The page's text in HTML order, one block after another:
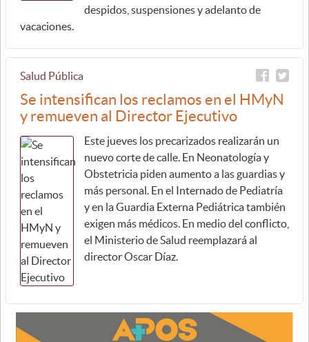
despidos, suspensiones y adelanto de
vacaciones.
Salud Pública
Se intensifican los reclamos en el HMyN
y remueven al Director Ejecutivo
Este jueves los precarizados realizarán un
nuevo corte de calle. En Neonatología y
Obstetricia piden aumento a las guardias y
más personal. En el Internado de Pediatría
y en la Guardia Externa Pediátrica también
exigen más médicos. En medio del conflicto,
el Ministerio de Salud reemplazará al
director Oscar Díaz.